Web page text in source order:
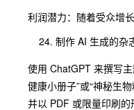
利润潜力：随着受众增
制作 AI 生成的杂
使用 ChatGPT 来撰写
健康小册子”或“神秘生
并以 PDF 或限量印刷的